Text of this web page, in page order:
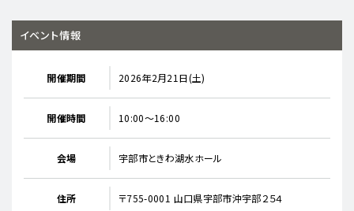
イベント情報
開催期間 2026年2月21日(土)
開催時間 10:00～16:00
会場 宇部市ときわ湖水ホール
住所 〒755-0001 山口県宇部市沖宇部２５４